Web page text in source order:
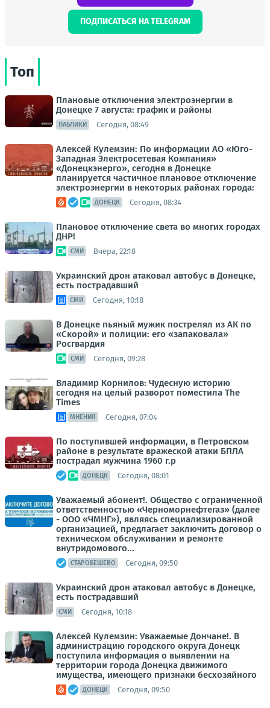
ПОДПИСАТЬСЯ НА TELEGRAM
Топ
Плановые отключения электроэнергии в
Донецке 7 августа: график и районы
ПАБЛИКИ Сегодня, 08:49
Алексей Кулемзин: По информации АО «Юго-
Западная Электросетевая Компания»
«Донецкэнерго», сегодня в Донецке
планируется частичное плановое отключение
электроэнергии в некоторых районах города:
ДОНЕЦК Сегодня, 08:34
Плановое отключение света во многих городах
ДНР!
СМИ Вчера, 22:18
Украинский дрон атаковал автобус в Донецке,
есть пострадавший
СМИ Сегодня, 10:18
В Донецке пьяный мужик пострелял из АК по
«Скорой» и полиции: его «запаковала»
Росгвардия
СМИ Сегодня, 09:28
Владимир Корнилов: Чудесную историю
сегодня на целый разворот поместила The
Times
МНЕНИЯ Сегодня, 07:04
По поступившей информации, в Петровском
районе в результате вражеской атаки БПЛА
пострадал мужчина 1960 г.р
ДОНЕЦК Сегодня, 08:01
Уважаемый абонент!. Общество с ограниченной
ответственностью «Черноморнефтегаз» (далее
- ООО «ЧМНГ»), являясь специализированной
организацией, предлагает заключить договор о
техническом обслуживании и ремонте
внутридомового...
СТАРОБЕШЕВО Сегодня, 09:50
Украинский дрон атаковал автобус в Донецке,
есть пострадавший
СМИ Сегодня, 10:18
Алексей Кулемзин: Уважаемые Дончане!. В
администрацию городского округа Донецк
поступила информация о выявлении на
территории города Донецка движимого
имущества, имеющего признаки бесхозяйного
ДОНЕЦК Сегодня, 09:50